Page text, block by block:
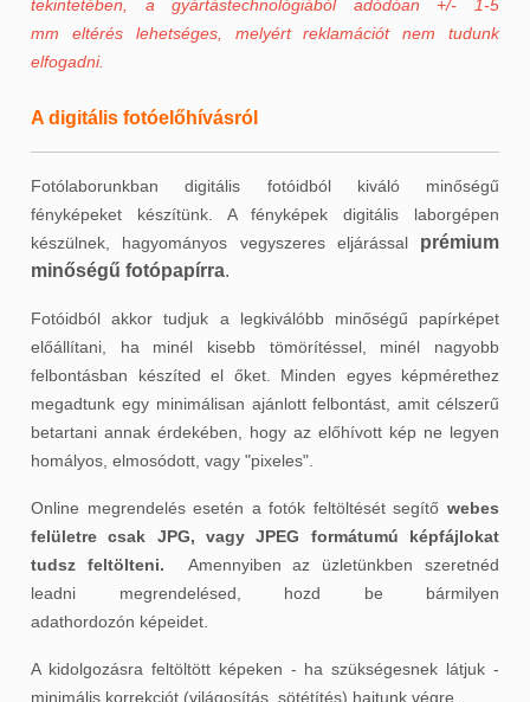
tekintetében, a gyártástechnológiából adódóan +/- 1-5
mm eltérés lehetséges, melyért reklamációt nem tudunk
elfogadni.
A digitális fotóelőhívásról
Fotólaborunkban digitális fotóidból kiváló minőségű
fényképeket készítünk. A fényképek digitális laborgépen
készülnek, hagyományos vegyszeres eljárással
prémium
minőségű fotópapírra.
Fotóidból akkor tudjuk a legkiválóbb minőségű papírképet
előállítani, ha minél kisebb tömörítéssel, minél nagyobb
felbontásban készíted el őket. Minden egyes képmérethez
megadtunk egy minimálisan ajánlott felbontást, amit célszerű
betartani annak érdekében, hogy az előhívott kép ne legyen
homályos, elmosódott, vagy "pixeles".
Online megrendelés esetén a fotók feltöltését segítő webes
felületre csak JPG, vagy JPEG formátumú képfájlokat
tudsz feltölteni. Amennyiben az üzletünkben szeretnéd
leadni megrendelésed, hozd be bármilyen
adathordozón képeidet.
A kidolgozásra feltöltött képeken - ha szükségesnek látjuk -
minimális korrekciót (világosítás, sötétítés) hajtunk végre.